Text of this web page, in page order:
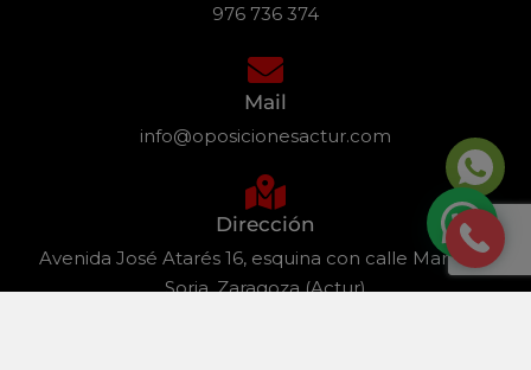
976 736 374
Mail
info@oposicionesactur.com
Dirección
Avenida José Atarés 16, esquina con calle Martínez
Soria, Zaragoza (Actur)